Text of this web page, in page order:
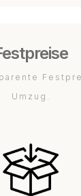
Umzug.